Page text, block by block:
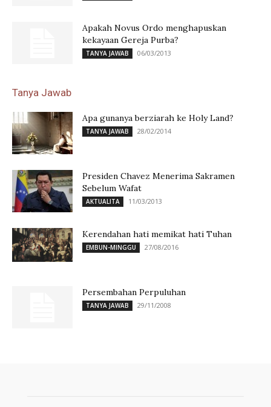
Apakah Novus Ordo menghapuskan
kekayaan Gereja Purba?
TANYA JAWAB 06/03/2013
Tanya Jawab
Apa gunanya berziarah ke Holy Land?
TANYA JAWAB 28/02/2014
Presiden Chavez Menerima Sakramen
Sebelum Wafat
AKTUALITA 11/03/2013
Kerendahan hati memikat hati Tuhan
EMBUN-MINGGU 27/08/2016
Persembahan Perpuluhan
TANYA JAWAB 29/11/2008